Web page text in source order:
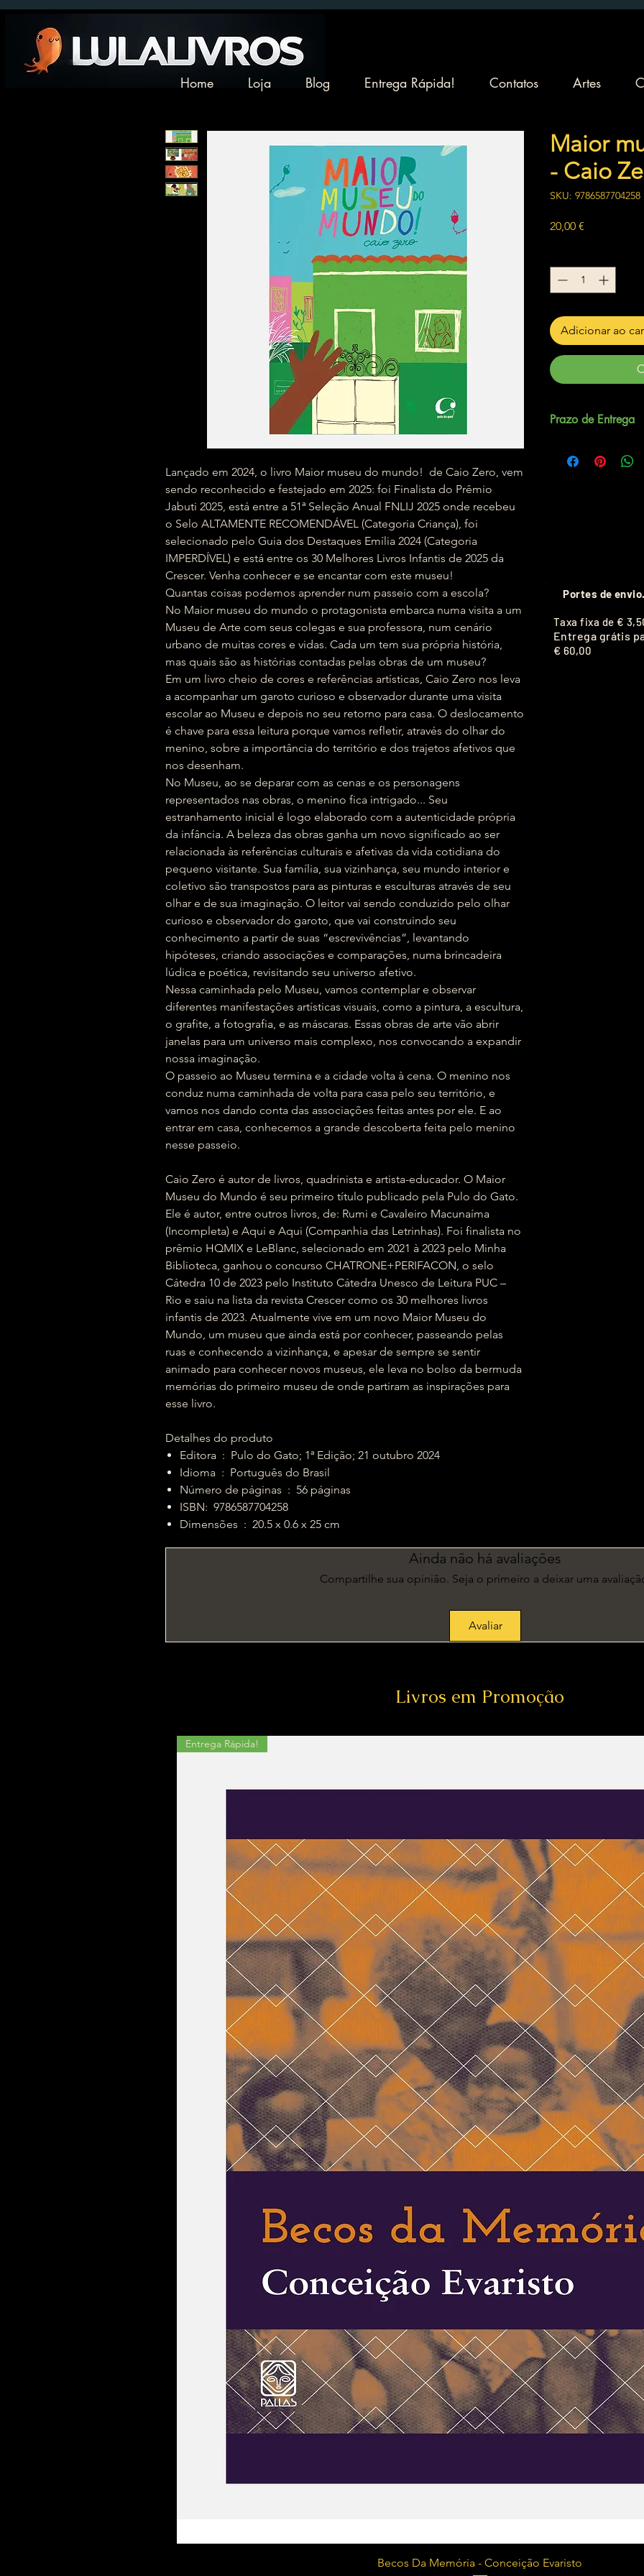
Home Loja Blog Entrega Rápida! Contatos Artes
Lançado em 2024, o livro Maior museu do mundo! de Caio Zero, vem
sendo reconhecido e festejado em 2025: foi Finalista do Prêmio
Jabuti 2025, está entre a 51ª Seleção Anual FNLIJ 2025 onde recebeu
o Selo ALTAMENTE RECOMENDÁVEL (Categoria Criança), foi
selecionado pelo Guia dos Destaques Emília 2024 (Categoria
IMPERDÍVEL) e está entre os 30 Melhores Livros Infantis de 2025 da
Crescer. Venha conhecer e se encantar com este museu!
Quantas coisas podemos aprender num passeio com a escola?
No Maior museu do mundo o protagonista embarca numa visita a um
Museu de Arte com seus colegas e sua professora, num cenário
urbano de muitas cores e vidas. Cada um tem sua própria história,
mas quais são as histórias contadas pelas obras de um museu?
Em um livro cheio de cores e referências artísticas, Caio Zero nos leva
a acompanhar um garoto curioso e observador durante uma visita
escolar ao Museu e depois no seu retorno para casa. O deslocamento
é chave para essa leitura porque vamos refletir, através do olhar do
menino, sobre a importância do território e dos trajetos afetivos que
nos desenham.
No Museu, ao se deparar com as cenas e os personagens
representados nas obras, o menino fica intrigado... Seu
estranhamento inicial é logo elaborado com a autenticidade própria
da infância. A beleza das obras ganha um novo significado ao ser
relacionada às referências culturais e afetivas da vida cotidiana do
pequeno visitante. Sua família, sua vizinhança, seu mundo interior e
coletivo são transpostos para as pinturas e esculturas através de seu
olhar e de sua imaginação. O leitor vai sendo conduzido pelo olhar
curioso e observador do garoto, que vai construindo seu
conhecimento a partir de suas “escrevivências”, levantando
hipóteses, criando associações e comparações, numa brincadeira
lúdica e poética, revisitando seu universo afetivo.
Nessa caminhada pelo Museu, vamos contemplar e observar
diferentes manifestações artísticas visuais, como a pintura, a escultura,
o grafite, a fotografia, e as máscaras. Essas obras de arte vão abrir
janelas para um universo mais complexo, nos convocando a expandir
nossa imaginação.
O passeio ao Museu termina e a cidade volta à cena. O menino nos
conduz numa caminhada de volta para casa pelo seu território, e
vamos nos dando conta das associações feitas antes por ele. E ao
entrar em casa, conhecemos a grande descoberta feita pelo menino
nesse passeio.
Caio Zero é autor de livros, quadrinista e artista-educador. O Maior
Museu do Mundo é seu primeiro título publicado pela Pulo do Gato.
Ele é autor, entre outros livros, de: Rumi e Cavaleiro Macunaíma
(Incompleta) e Aqui e Aqui (Companhia das Letrinhas). Foi finalista no
prêmio HQMIX e LeBlanc, selecionado em 2021 à 2023 pelo Minha
Biblioteca, ganhou o concurso CHATRONE+PERIFACON, o selo
Cátedra 10 de 2023 pelo Instituto Cátedra Unesco de Leitura PUC –
Rio e saiu na lista da revista Crescer como os 30 melhores livros
infantis de 2023. Atualmente vive em um novo Maior Museu do
Mundo, um museu que ainda está por conhecer, passeando pelas
ruas e conhecendo a vizinhança, e apesar de sempre se sentir
animado para conhecer novos museus, ele leva no bolso da bermuda
memórias do primeiro museu de onde partiram as inspirações para
esse livro.
Detalhes do produto
Editora ‏ : ‎ Pulo do Gato; 1ª Edição; 21 outubro 2024
Idioma ‏ : ‎ Português do Brasil
Número de páginas ‏ : ‎ 56 páginas
ISBN: ‎ 9786587704258
Dimensões ‏ : ‎ 20.5 x 0.6 x 25 cm
Maior
- Caio
SKU: 9786587704258
20,00 €
Adicionar ao
Prazo de Entrega
Ainda não há avaliações
Compartilhe sua opinião. Seja o primeiro a deixar uma
Avaliar
Portes de
Taxa fixa de €
Entrega grátis
€ 60,00
Livros em Promoção
Visualização rápida
Entrega Rápida!
Becos Da Memória - Conceição Evaristo